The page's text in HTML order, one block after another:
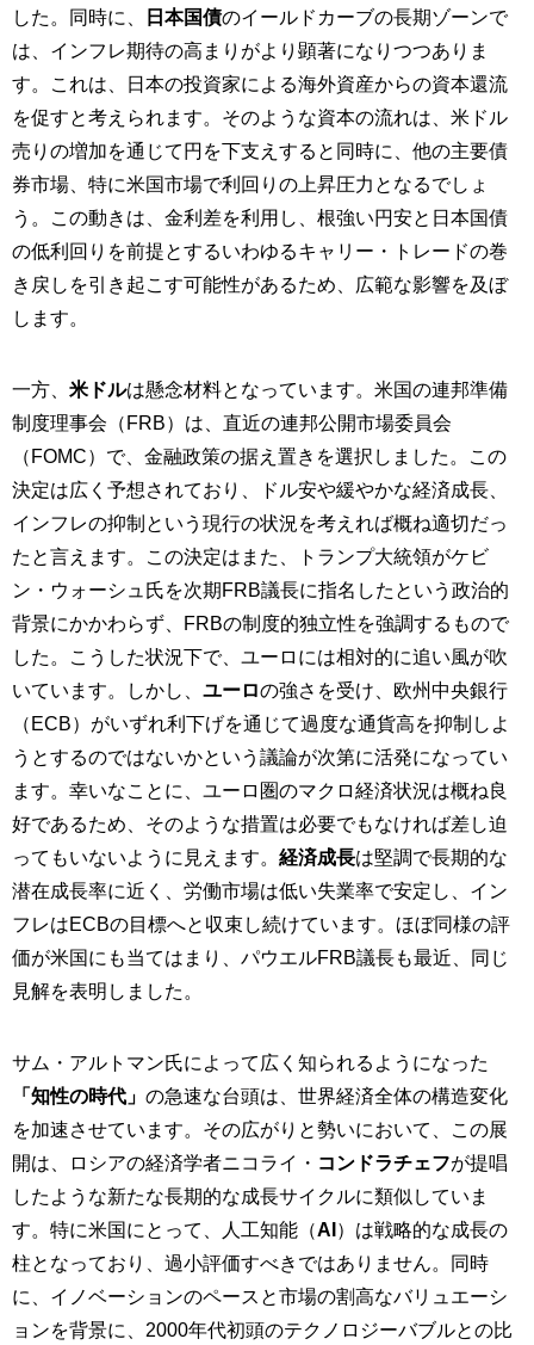
した。同時に、
日本国債のイールドカーブの長期ゾーンで
は、インフレ期待の高まりがより顕著になりつつありま
す。これは、日本の投資家による海外資産からの資本還流
を促すと考えられます。そのような資本の流れは、米ドル
売りの増加を通じて円を下支えすると同時に、他の主要債
券市場、特に米国市場で利回りの上昇圧力となるでしょ
う。この動きは、金利差を利用し、根強い円安と日本国債
の低利回りを前提とするいわゆるキャリー・トレードの巻
き戻しを引き起こす可能性があるため、広範な影響を及ぼ
します。
一方、 米ドルは懸念材料となっています。米国の連邦準備
制度理事会（FRB）は、直近の連邦公開市場委員会
（FOMC）で、金融政策の据え置きを選択しました。この
決定は広く予想されており、ドル安や緩やかな経済成長、
インフレの抑制という現行の状況を考えれば概ね適切だっ
たと言えます。この決定はまた、トランプ大統領がケビ
ン・ウォーシュ氏を次期FRB議長に指名したという政治的
背景にかかわらず、FRBの制度的独立性を強調するもので
した。こうした状況下で、ユーロには相対的に追い風が吹
いています。しかし、 ユーロの強さを受け、欧州中央銀行
（ECB）がいずれ利下げを通じて過度な通貨高を抑制しよ
うとするのではないかという議論が次第に活発になってい
ます。幸いなことに、ユーロ圏のマクロ経済状況は概ね良
好であるため、そのような措置は必要でもなければ差し迫
ってもいないように見えます。 経済成長は堅調で長期的な
潜在成長率に近く、労働市場は低い失業率で安定し、イン
フレはECBの目標へと収束し続けています。ほぼ同様の評
価が米国にも当てはまり、パウエルFRB議長も最近、同じ
見解を表明しました。
サム・アルトマン氏によって広く知られるようになった
「知性の時代」 の急速な台頭は、世界経済全体の構造変化
を加速させています。その広がりと勢いにおいて、この展
開は、ロシアの経済学者ニコライ・ コンドラチェフが提唱
したような新たな長期的な成長サイクルに類似していま
す。特に米国にとって、人工知能（AI ）は戦略的な成長の
柱となっており、過小評価すべきではありません。同時
に、イノベーションのペースと市場の割高なバリュエーシ
ョンを背景に、2000年代初頭のテクノロジーバブルとの比